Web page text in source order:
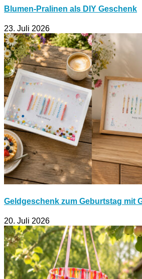
Blumen-Pralinen als DIY Geschenk
23. Juli 2026
Geldgeschenk zum Geburtstag mit
20. Juli 2026